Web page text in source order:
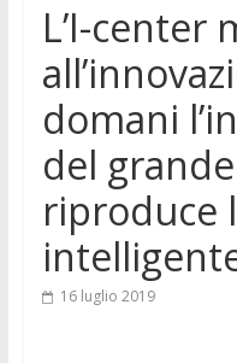
L’I-
domani
del
riproduce
16 luglio 2019